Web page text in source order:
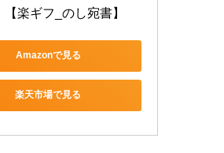
【楽ギフ_のし宛書】
Amazonで見る
楽天市場で見る